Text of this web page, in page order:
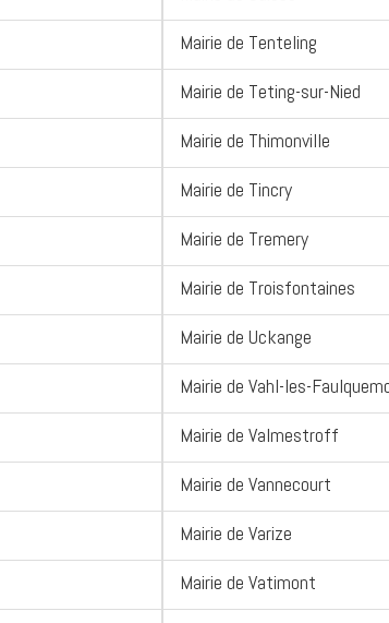
Mairie de Tenteling
Mairie de Teting-sur-Nied
Mairie de Thimonville
Mairie de Tincry
Mairie de Tremery
Mairie de Troisfontaines
Mairie de Uckange
Mairie de Vahl-les-
Mairie de Valmestroff
Mairie de Vannecourt
Mairie de Varize
Mairie de Vatimont